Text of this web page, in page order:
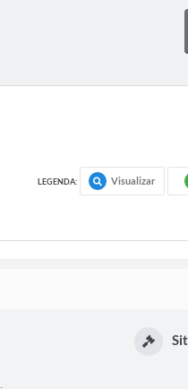
LEGENDA: Visualizar